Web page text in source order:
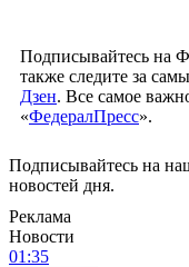
Подписывайтесь на
также следите за
Дзен. Все самое
«ФедералПресс».
Подписывайтесь на
новостей дня.
Реклама
Новости
01:35